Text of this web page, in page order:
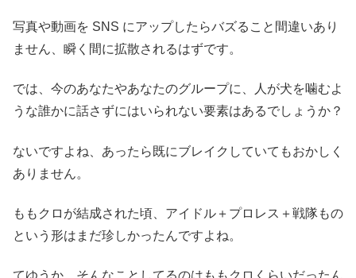
写真や動画を SNS にアップしたらバズること間違いあり
ません、瞬く間に拡散されるはずです。
では、今のあなたやあなたのグループに、人が犬を噛むよ
うな誰かに話さずにはいられない要素はあるでしょうか？
ないですよね、あったら既にブレイクしていてもおかしく
ありません。
ももクロが結成された頃、アイドル＋プロレス＋戦隊もの
という形はまだ珍しかったんですよね。